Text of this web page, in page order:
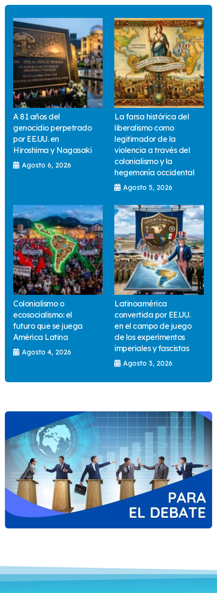
A 81 años del
genocidio perpetrado
por EE.UU. en
Hiroshima y Nagasaki
Agosto 6, 2026
La farsa histórica del
liberalismo como
legitimador de la
violencia a través del
colonialismo y la
hegemonía occidental
Agosto 5, 2026
Colonialismo o
ecosocialismo: el
futuro que se juega
América Latina
Agosto 4, 2026
Latinoamérica
convertida por EE.UU.
en el campo de juego
de los experimentos
imperiales y fascistas
Agosto 3, 2026